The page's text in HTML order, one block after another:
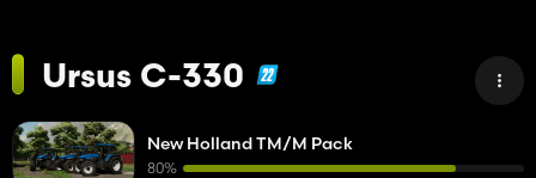
Ursus C-330
New Holland TM/M Pack
80%